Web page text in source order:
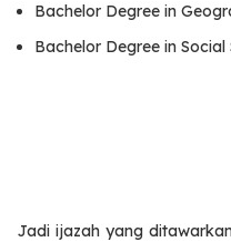
Bachelor Degree in
Bachelor Degree in
Jadi ijazah yang